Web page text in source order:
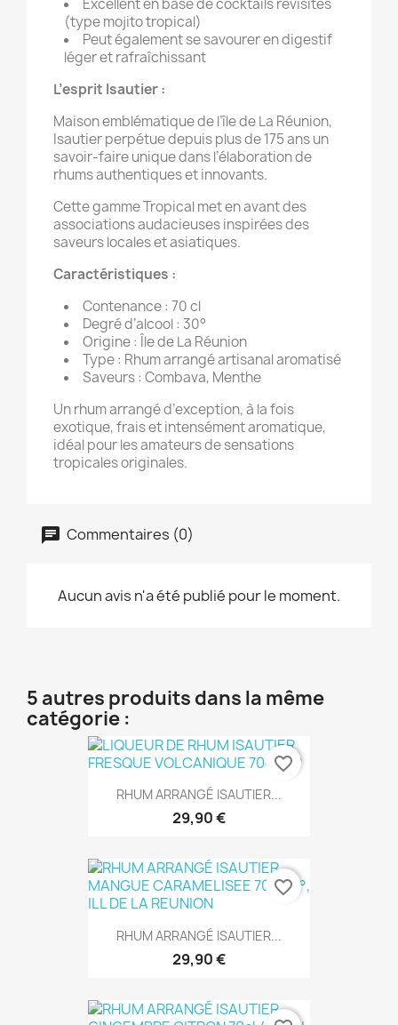
Excellent en base de cocktails revisités
(type mojito tropical)
Peut également se savourer en digestif
léger et rafraîchissant
L’esprit Isautier :
Maison emblématique de l’île de La Réunion,
Isautier perpétue depuis plus de 175 ans un
savoir-faire unique dans l’élaboration de
rhums authentiques et innovants.
Cette gamme Tropical met en avant des
associations audacieuses inspirées des
saveurs locales et asiatiques.
Caractéristiques :
Contenance : 70 cl
Degré d’alcool : 30°
Origine : Île de La Réunion
Type : Rhum arrangé artisanal aromatisé
Saveurs : Combava, Menthe
Un rhum arrangé d’exception, à la fois
exotique, frais et intensément aromatique,
idéal pour les amateurs de sensations
tropicales originales.
Commentaires (0)
Aucun avis n'a été publié pour le moment.
5 autres produits dans la même
catégorie :
RHUM ARRANGÉ ISAUTIER...
29,90 €
favorite_border
RHUM ARRANGÉ ISAUTIER...
29,90 €
favorite_border